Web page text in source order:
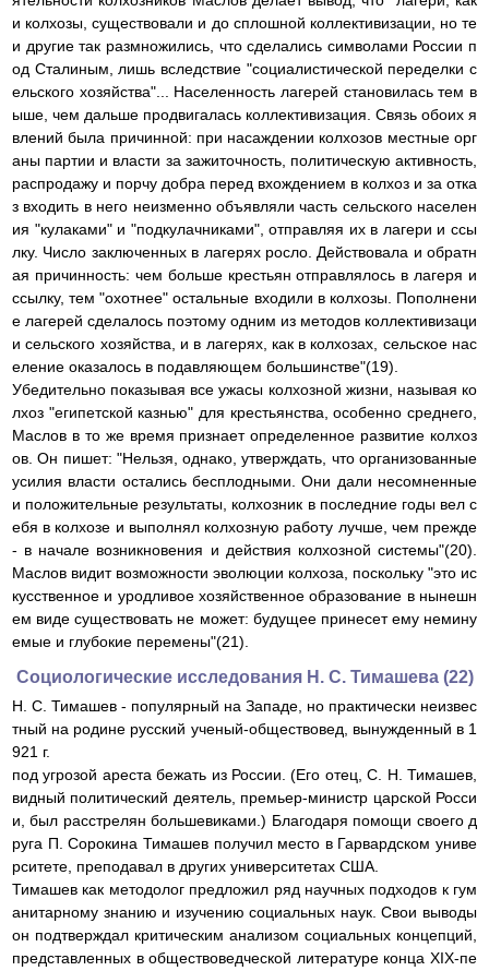
и колхозы, существовали и до сплошной коллективизации, но те
и другие так размножились, что сделались символами России п
од Сталиным, лишь вследствие "социалистической переделки с
ельского хозяйства"... Населенность лагерей становилась тем в
ыше, чем дальше продвигалась коллективизация. Связь обоих я
влений была причинной: при насаждении колхозов местные орг
аны партии и власти за зажиточность, политическую активность,
распродажу и порчу добра перед вхождением в колхоз и за отка
з входить в него неизменно объявляли часть сельского населен
ия "кулаками" и "подкулачниками", отправляя их в лагери и ссы
лку. Число заключенных в лагерях росло. Действовала и обратн
ая причинность: чем больше крестьян отправлялось в лагеря и
ссылку, тем "охотнее" остальные входили в колхозы. Пополнени
е лагерей сделалось поэтому одним из методов коллективизаци
и сельского хозяйства, и в лагерях, как в колхозах, сельское нас
еление оказалось в подавляющем большинстве"(19).
Убедительно показывая все ужасы колхозной жизни, называя ко
лхоз "египетской казнью" для крестьянства, особенно среднего,
Маслов в то же время признает определенное развитие колхоз
ов. Он пишет: "Нельзя, однако, утверждать, что организованные
усилия власти остались бесплодными. Они дали несомненные
и положительные результаты, колхозник в последние годы вел с
ебя в колхозе и выполнял колхозную работу лучше, чем прежде
- в начале возникновения и действия колхозной системы"(20).
Маслов видит возможности эволюции колхоза, поскольку "это ис
кусственное и уродливое хозяйственное образование в нынешн
ем виде существовать не может: будущее принесет ему немину
емые и глубокие перемены"(21).
Социологические исследования Н. С. Тимашева (22)
Н. С. Тимашев - популярный на Западе, но практически неизвес
тный на родине русский ученый-обществовед, вынужденный в 1
921 г.
под угрозой ареста бежать из России. (Его отец, С. Н. Тимашев,
видный политический деятель, премьер-министр царской Росси
и, был расстрелян большевиками.) Благодаря помощи своего д
руга П. Сорокина Тимашев получил место в Гарвардском униве
рситете, преподавал в других университетах США.
Тимашев как методолог предложил ряд научных подходов к гум
анитарному знанию и изучению социальных наук. Свои выводы
он подтверждал критическим анализом социальных концепций,
представленных в обществоведческой литературе конца XIX-пе